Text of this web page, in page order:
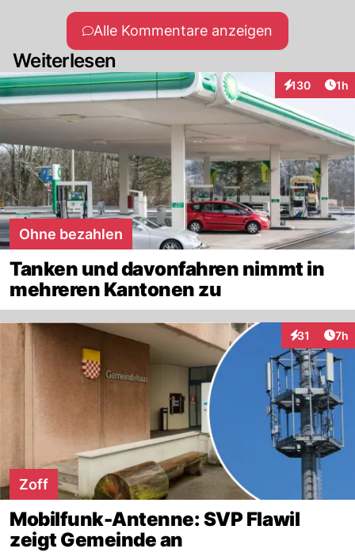
Alle Kommentare anzeigen
Weiterlesen
130
Interaktionen
1h
Ohne bezahlen
Tanken und davonfahren nimmt in
mehreren Kantonen zu
31 7h
Zoff
Mobilfunk-Antenne: SVP Flawil
zeigt Gemeinde an